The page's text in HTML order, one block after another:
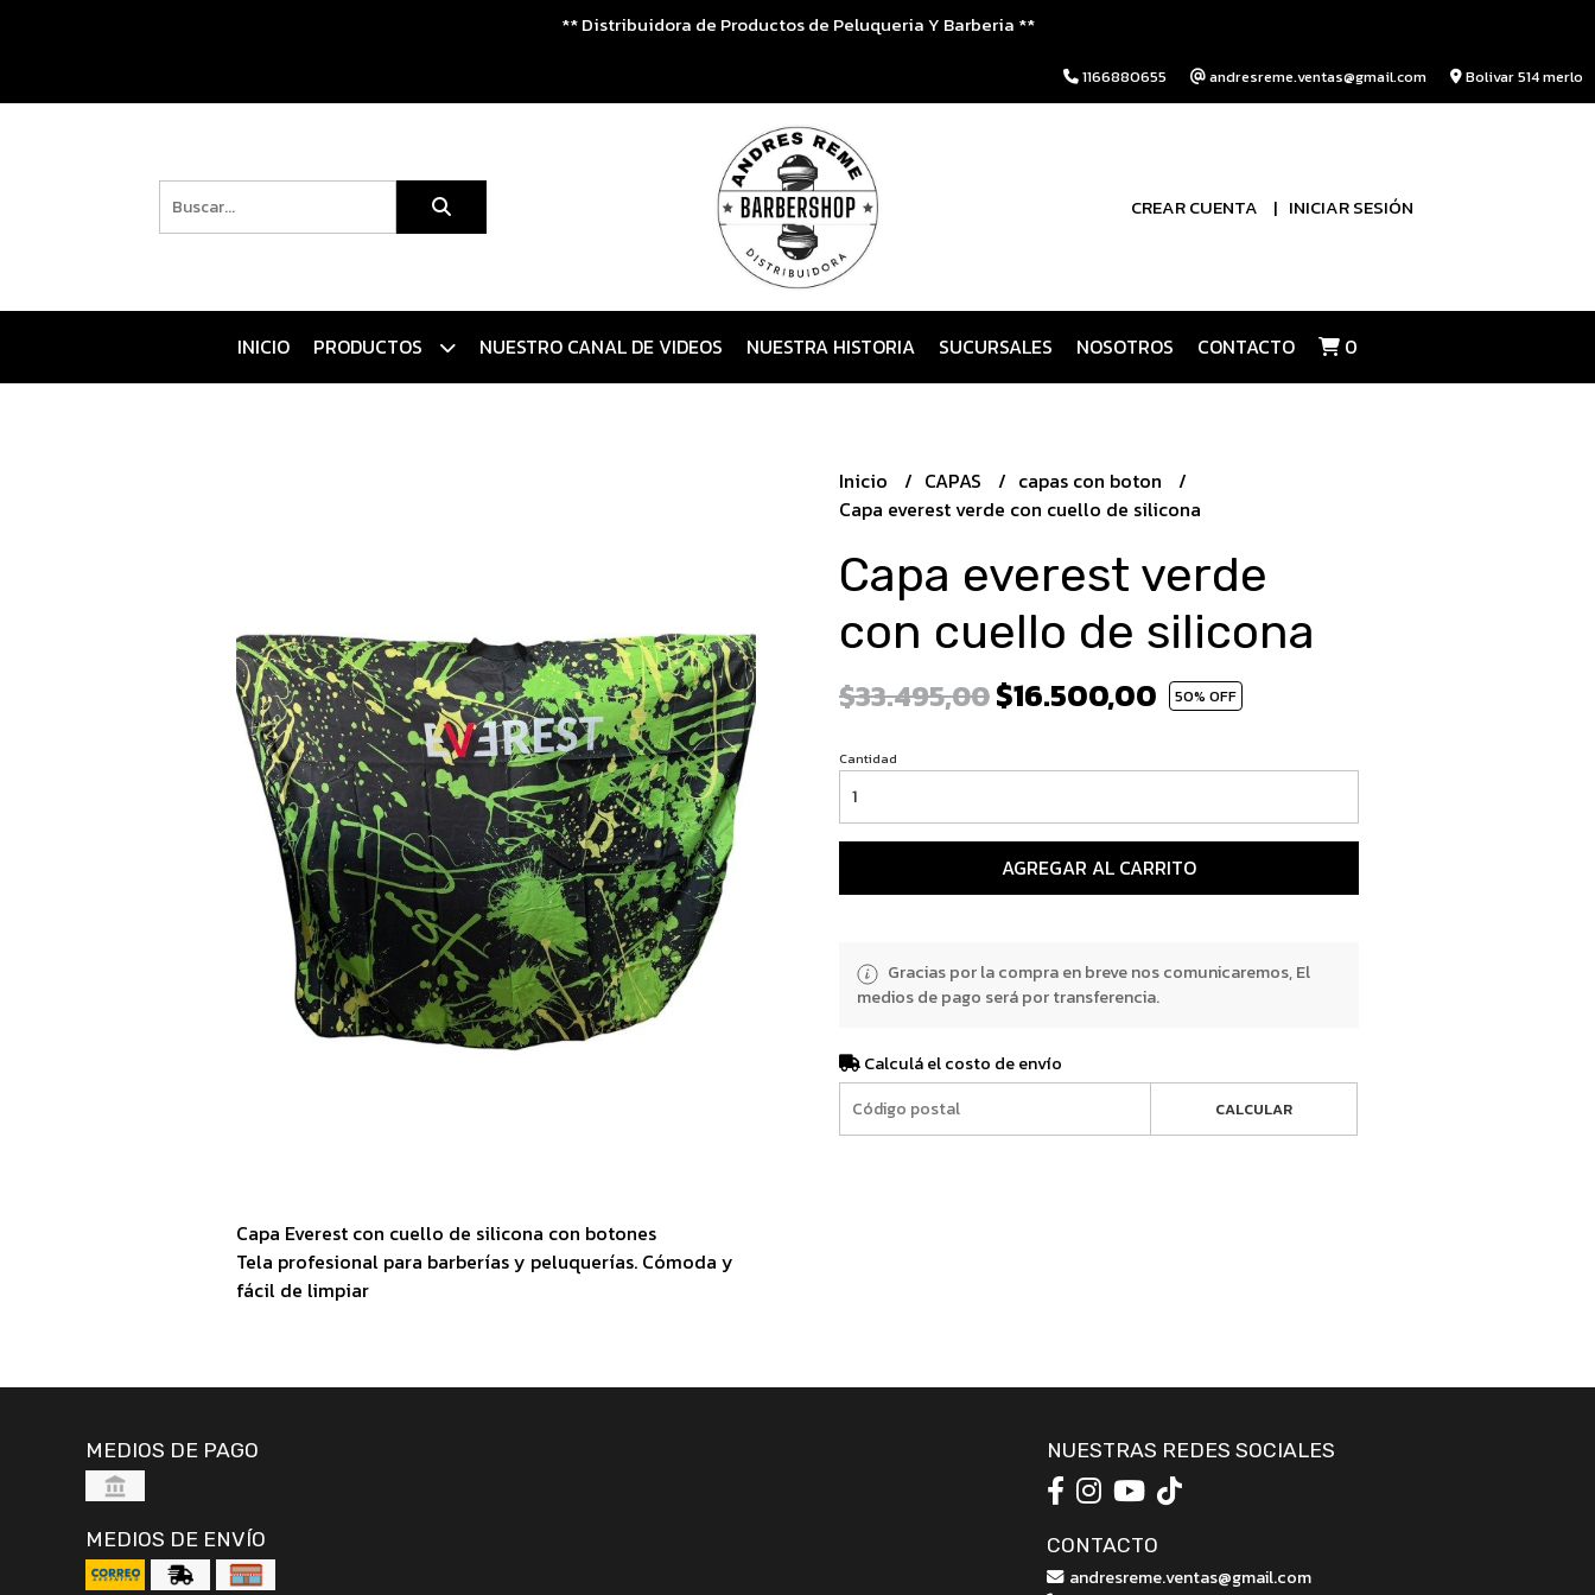
** Distribuidora de Productos de Peluqueria Y Barberia **
1166880655 andresreme.ventas@gmail.com Bolivar 514 merlo
CREAR CUENTA INICIAR SESIÓN
INICIO PRODUCTOS NUESTRO CANAL DE VIDEOS NUESTRA HISTORIA SUCURSALES NOSOTROS CONTACTO 0
Capa Everest con cuello de silicona con botones
Tela profesional para barberías y peluquerías. Cómoda y
fácil de limpiar
Inicio CAPAS
capas con boton
Capa everest verde con cuello de silicona
Capa everest verde
con cuello de silicona
$33.495,00$16.500,00 50% OFF
Cantidad
AGREGAR AL CARRITO
Gracias por la compra en breve nos comunicaremos, El
medios de pago será por transferencia.
Calculá el costo de envío
CALCULAR
MEDIOS DE PAGO
MEDIOS DE ENVÍO
NUESTRAS REDES SOCIALES
CONTACTO
andresreme.ventas@gmail.com